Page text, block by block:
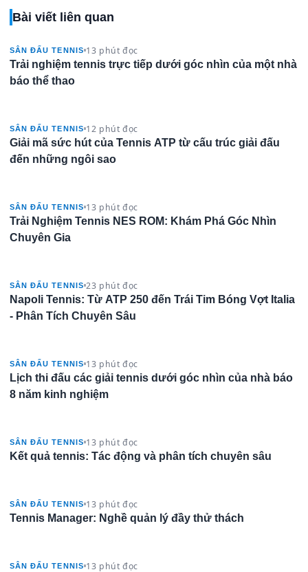
Bài viết liên quan
SÂN ĐẤU TENNIS 13 phút đọc
Trải nghiệm tennis trực tiếp dưới góc nhìn của một nhà
báo thể thao
SÂN ĐẤU TENNIS 12 phút đọc
Giải mã sức hút của Tennis ATP từ cấu trúc giải đấu
đến những ngôi sao
SÂN ĐẤU TENNIS 13 phút đọc
Trải Nghiệm Tennis NES ROM: Khám Phá Góc Nhìn
Chuyên Gia
SÂN ĐẤU TENNIS 23 phút đọc
Napoli Tennis: Từ ATP 250 đến Trái Tim Bóng Vợt Italia
- Phân Tích Chuyên Sâu
SÂN ĐẤU TENNIS 13 phút đọc
Lịch thi đấu các giải tennis dưới góc nhìn của nhà báo
8 năm kinh nghiệm
SÂN ĐẤU TENNIS 13 phút đọc
Kết quả tennis: Tác động và phân tích chuyên sâu
SÂN ĐẤU TENNIS 13 phút đọc
Tennis Manager: Nghề quản lý đầy thử thách
SÂN ĐẤU TENNIS 13 phút đọc